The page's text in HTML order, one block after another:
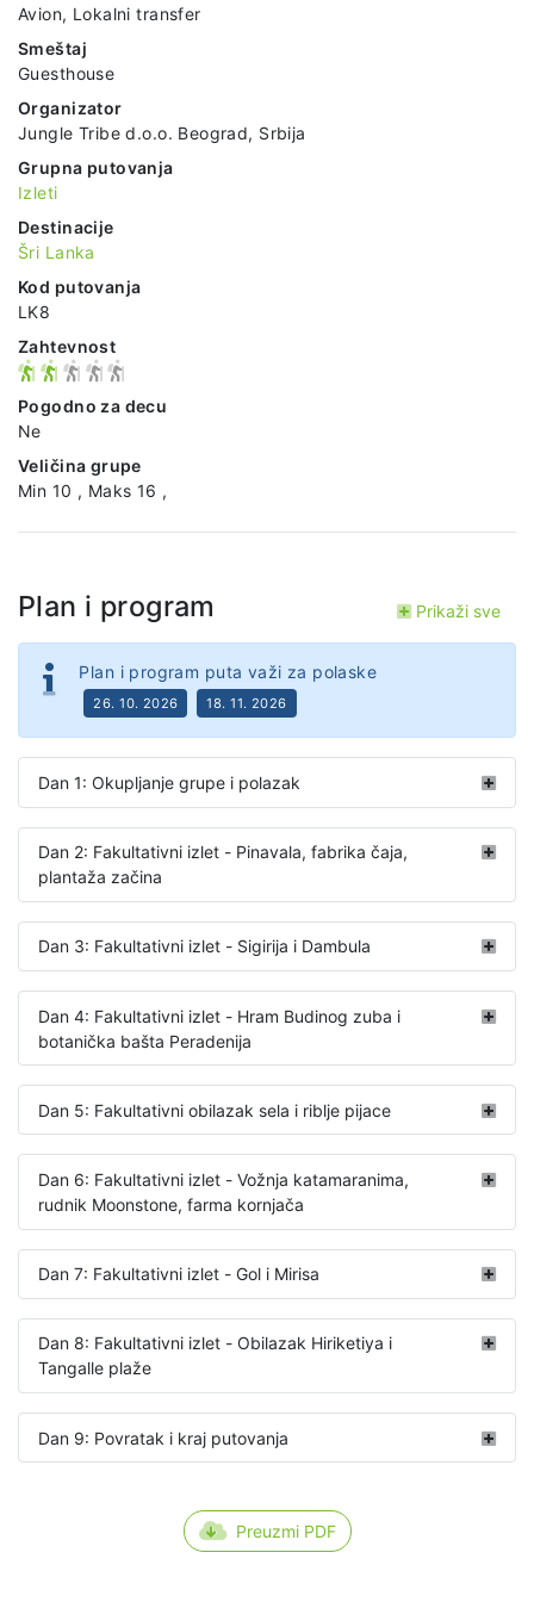
Avion, Lokalni transfer
Smeštaj
Guesthouse
Organizator
Jungle Tribe d.o.o. Beograd, Srbija
Grupna putovanja
Izleti
Destinacije
Šri Lanka
Kod putovanja
LK8
Zahtevnost
Pogodno za decu
Ne
Veličina grupe
Min 10 , Maks 16 ,
Plan i program Prikaži sve
Plan i program puta važi za polaske
26. 10. 2026 18. 11. 2026
Dan 1: Okupljanje grupe i polazak
Dan 2: Fakultativni izlet - Pinavala, fabrika čaja,
plantaža začina
Dan 3: Fakultativni izlet - Sigirija i Dambula
Dan 4: Fakultativni izlet - Hram Budinog zuba i
botanička bašta Peradenija
Dan 5: Fakultativni obilazak sela i riblje pijace
Dan 6: Fakultativni izlet - Vožnja katamaranima,
rudnik Moonstone, farma kornjača
Dan 7: Fakultativni izlet - Gol i Mirisa
Dan 8: Fakultativni izlet - Obilazak Hiriketiya i
Tangalle plaže
Dan 9: Povratak i kraj putovanja
Preuzmi PDF